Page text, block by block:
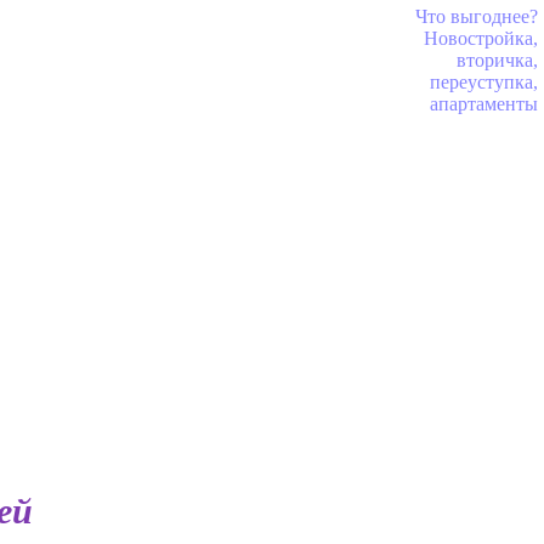
Что выгоднее?
Новостройка,
вторичка,
переуступка,
апартаменты